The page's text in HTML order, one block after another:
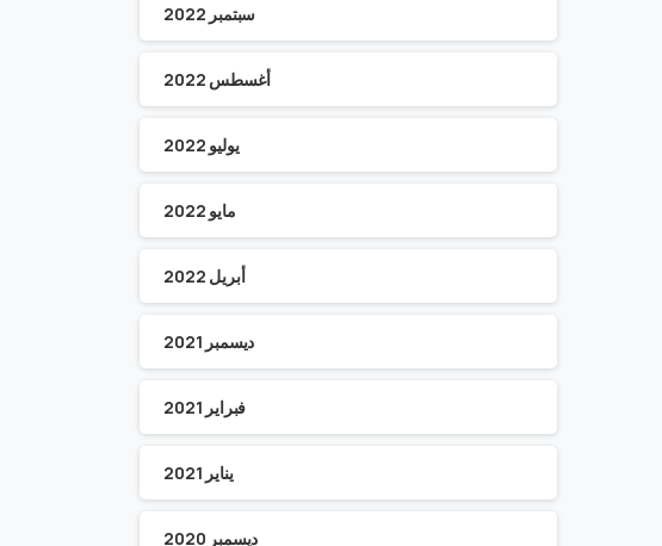
سبتمبر 2022
أغسطس 2022
يوليو 2022
مايو 2022
أبريل 2022
ديسمبر 2021
فبراير 2021
يناير 2021
ديسمبر 2020